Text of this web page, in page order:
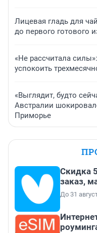
Лицевая гладь для
до первого готового
«Не рассчитала
успокоить
«Выглядит, будто
Австралии
Приморье
Скидка
заказ,
До 31